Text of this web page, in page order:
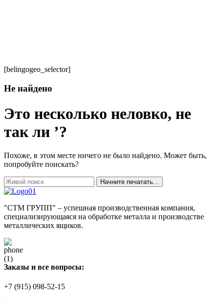
[belingogeo_selector]
Не найдено
Это несколько неловко, не
так ли ’?
Похоже, в этом месте ничего не было найдено. Может быть,
попробуйте поискать?
Начните печатать...
"СТМ ГРУПП" – успешная производственная компания,
специализирующаяся на обработке металла и производстве
металлических ящиков.
Заказы и все вопросы:
+7 (915) 098-52-15